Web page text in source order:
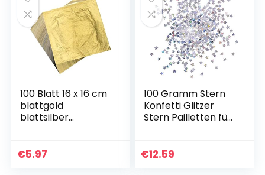
100 Blatt 16 x 16 cm
blattgold
blattsilber
Schlagmetall
€5.97
100 Gramm Stern
Konfetti Glitzer
Stern Pailletten für
Party Dekoration,
€12.59